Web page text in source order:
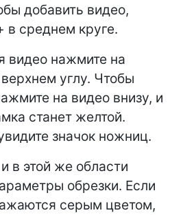
добавить видео,
в среднем круге.
видео нажмите на
углу. Чтобы
на видео внизу, и
станет желтой.
значок ножниц.
в этой же области
обрезки. Если
серым цветом,